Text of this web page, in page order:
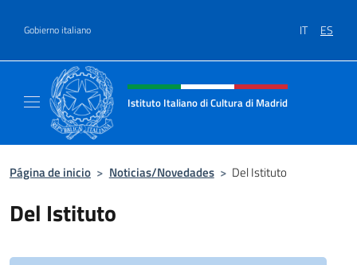
Gobierno italiano IT ES
Encabezado del sitio web,
Istituto Italiano di Cultura di Madrid
Página de inicio > Noticias/Novedades > Del Istituto
Del Istituto